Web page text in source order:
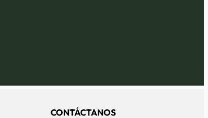
CONTÁCTANOS